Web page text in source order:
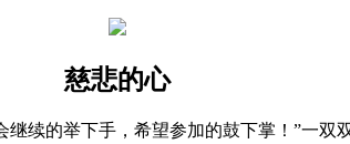
慈悲的心
的举下手，希望参加的鼓下掌！”一双